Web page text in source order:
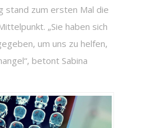
stand zum ersten Mal die
„Sie haben sich
um uns zu helfen,
betont Sabina